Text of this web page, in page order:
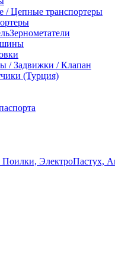
/ Цепные транспортеры
Зернометатели
/ Задвижки / Клапан
(Турция)
ЭлектроПастух,